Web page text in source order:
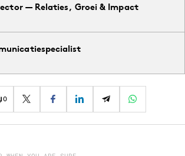
— Relaties, Groei & Impact
0